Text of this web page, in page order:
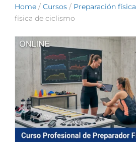
Home / Cursos / Preparación física
física de ciclismo